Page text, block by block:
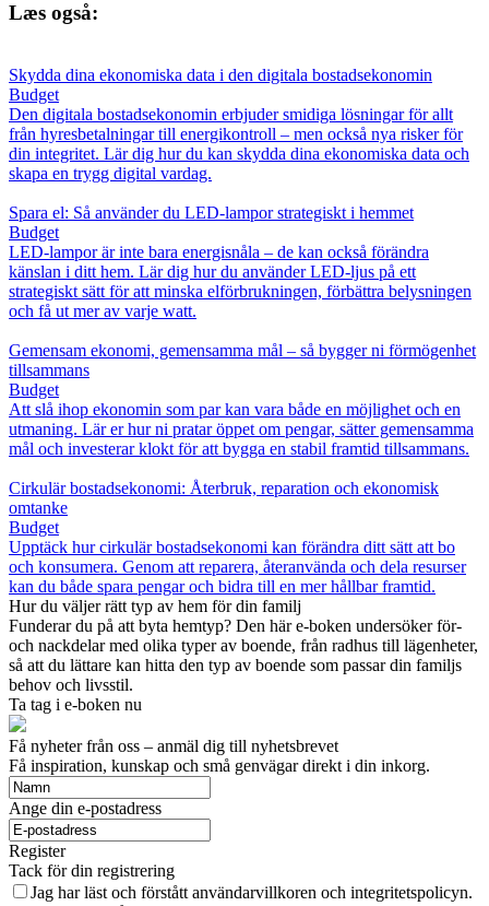
Læs også:
Skydda dina ekonomiska data i den digitala bostadsekonomin
Budget
Den digitala bostadsekonomin erbjuder smidiga lösningar för allt
från hyresbetalningar till energikontroll – men också nya risker för
din integritet. Lär dig hur du kan skydda dina ekonomiska data och
skapa en trygg digital vardag.
Spara el: Så använder du LED-lampor strategiskt i hemmet
Budget
LED-lampor är inte bara energisnåla – de kan också förändra
känslan i ditt hem. Lär dig hur du använder LED-ljus på ett
strategiskt sätt för att minska elförbrukningen, förbättra belysningen
och få ut mer av varje watt.
Gemensam ekonomi, gemensamma mål – så bygger ni förmögenhet
tillsammans
Budget
Att slå ihop ekonomin som par kan vara både en möjlighet och en
utmaning. Lär er hur ni pratar öppet om pengar, sätter gemensamma
mål och investerar klokt för att bygga en stabil framtid tillsammans.
Cirkulär bostadsekonomi: Återbruk, reparation och ekonomisk
omtanke
Budget
Upptäck hur cirkulär bostadsekonomi kan förändra ditt sätt att bo
och konsumera. Genom att reparera, återanvända och dela resurser
kan du både spara pengar och bidra till en mer hållbar framtid.
Hur du väljer rätt typ av hem för din familj
Funderar du på att byta hemtyp? Den här e-boken undersöker för-
och nackdelar med olika typer av boende, från radhus till lägenheter,
så att du lättare kan hitta den typ av boende som passar din familjs
behov och livsstil.
Ta tag i e-boken nu
Få nyheter från oss – anmäl dig till nyhetsbrevet
Få inspiration, kunskap och små genvägar direkt i din inkorg.
Ange din e-postadress
Register
Tack för din registrering
Jag har läst och förstått användarvillkoren och integritetspolicyn.